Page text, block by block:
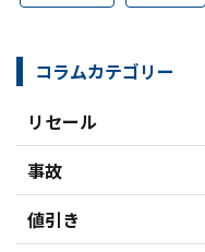
コラムカテゴリー
リセール
事故
値引き